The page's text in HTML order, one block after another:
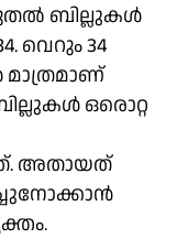
ബില്ലുകള്‍
വെറും 34
ഒരൊറ്റ
അതായത്